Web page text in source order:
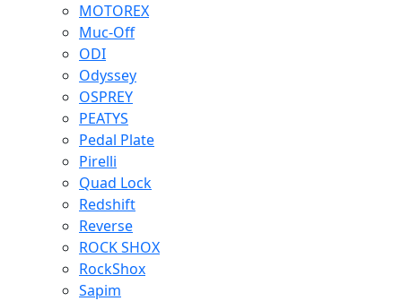
MOTOREX
Muc-Off
ODI
Odyssey
OSPREY
PEATYS
Pedal Plate
Pirelli
Quad Lock
Redshift
Reverse
ROCK SHOX
RockShox
Sapim